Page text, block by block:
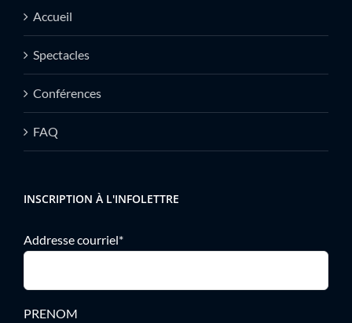
Accueil
Spectacles
Conférences
FAQ
INSCRIPTION À L'INFOLETTRE
Addresse courriel*
PRENOM